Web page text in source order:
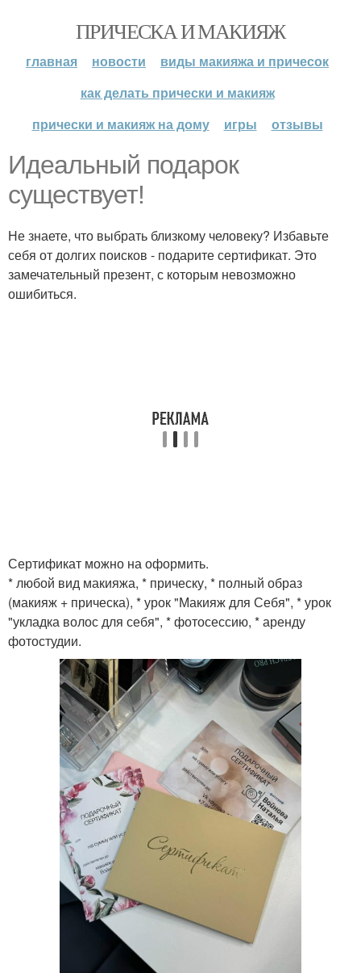
ПРИЧЕСКА И МАКИЯЖ
главная новости
виды макияжа и причесок
как делать прически и макияж
прически и макияж на дому
игры отзывы
Идеальный подарок
существует!
Не знаете, что выбрать близкому человеку? Избавьте
себя от долгих поисков - подарите сертификат. Это
замечательный презент, с которым невозможно
ошибиться.
Сертификат можно на оформить.
* любой вид макияжа, * прическу, * полный образ
(макияж + прическа), * урок "Макияж для Себя", * урок
"укладка волос для себя", * фотосессию, * аренду
фотостудии.